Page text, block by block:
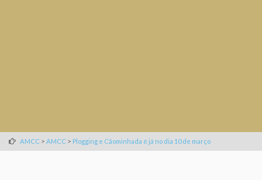
AMCC > AMCC > Plogging e Cãominhada é já no dia 10 de março